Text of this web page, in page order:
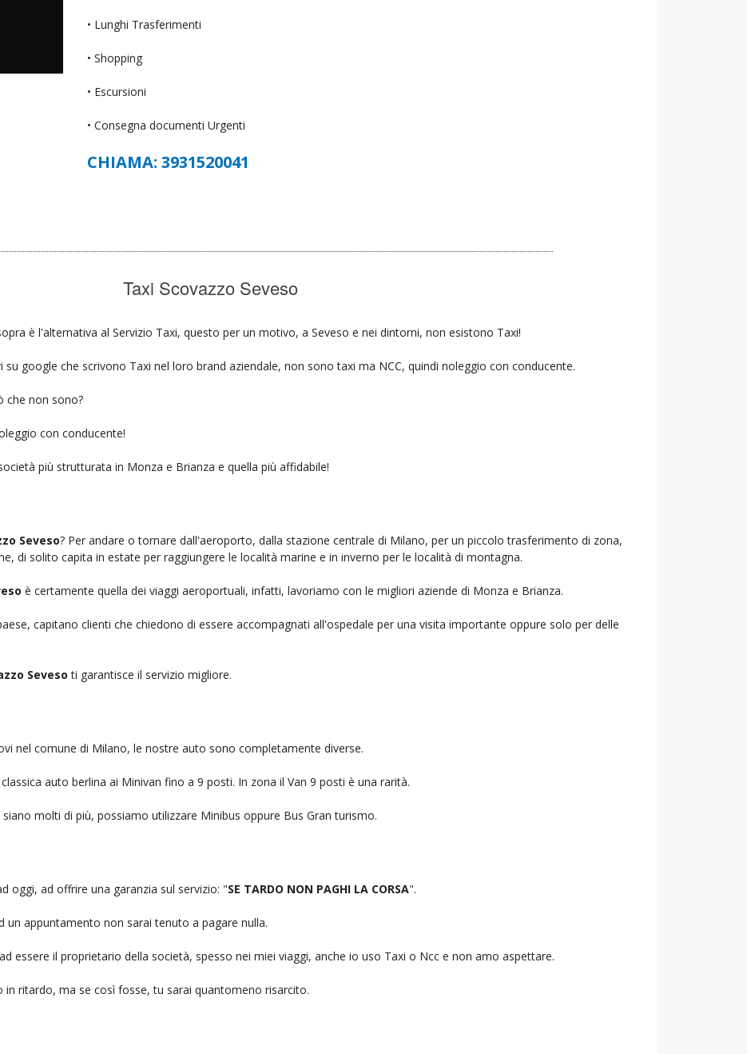
• Lunghi Trasferimenti
• Shopping
• Escursioni
• Consegna documenti Urgenti
CHIAMA: 3931520041
Taxi Scovazzo Seveso
è l'alternativa al Servizio Taxi, questo per un motivo, a Seveso e nei dintorni, non esistono Taxi!
google che scrivono Taxi nel loro brand aziendale, non sono taxi ma NCC, quindi noleggio con conducente.
che non sono?
con conducente!
più strutturata in Monza e Brianza e quella più affidabile!
Seveso? Per andare o tornare dall'aeroporto, dalla stazione centrale di Milano, per un piccolo trasferimento di zona,
di solito capita in estate per raggiungere le località marine e in inverno per le località di montagna.
è certamente quella dei viaggi aeroportuali, infatti, lavoriamo con le migliori aziende di Monza e Brianza.
capitano clienti che chiedono di essere accompagnati all'ospedale per una visita importante oppure solo per delle
Seveso ti garantisce il servizio migliore.
nel comune di Milano, le nostre auto sono completamente diverse.
auto berlina ai Minivan fino a 9 posti. In zona il Van 9 posti è una rarità.
molti di più, possiamo utilizzare Minibus oppure Bus Gran turismo.
oggi, ad offrire una garanzia sul servizio: "SE TARDO NON PAGHI LA CORSA".
un appuntamento non sarai tenuto a pagare nulla.
essere il proprietario della società, spesso nei miei viaggi, anche io uso Taxi o Ncc e non amo aspettare.
in ritardo, ma se così fosse, tu sarai quantomeno risarcito.